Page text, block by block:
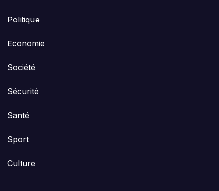
Politique
Economie
Société
Sécurité
Santé
Sport
Culture